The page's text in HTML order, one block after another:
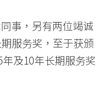
事，另有两位竭诚
服务奖，至于获颁
及10年长期服务奖